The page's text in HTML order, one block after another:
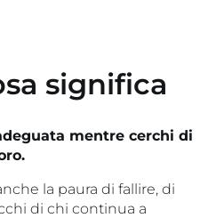
significa
mentre cerchi di
la paura di fallire, di
di chi continua a